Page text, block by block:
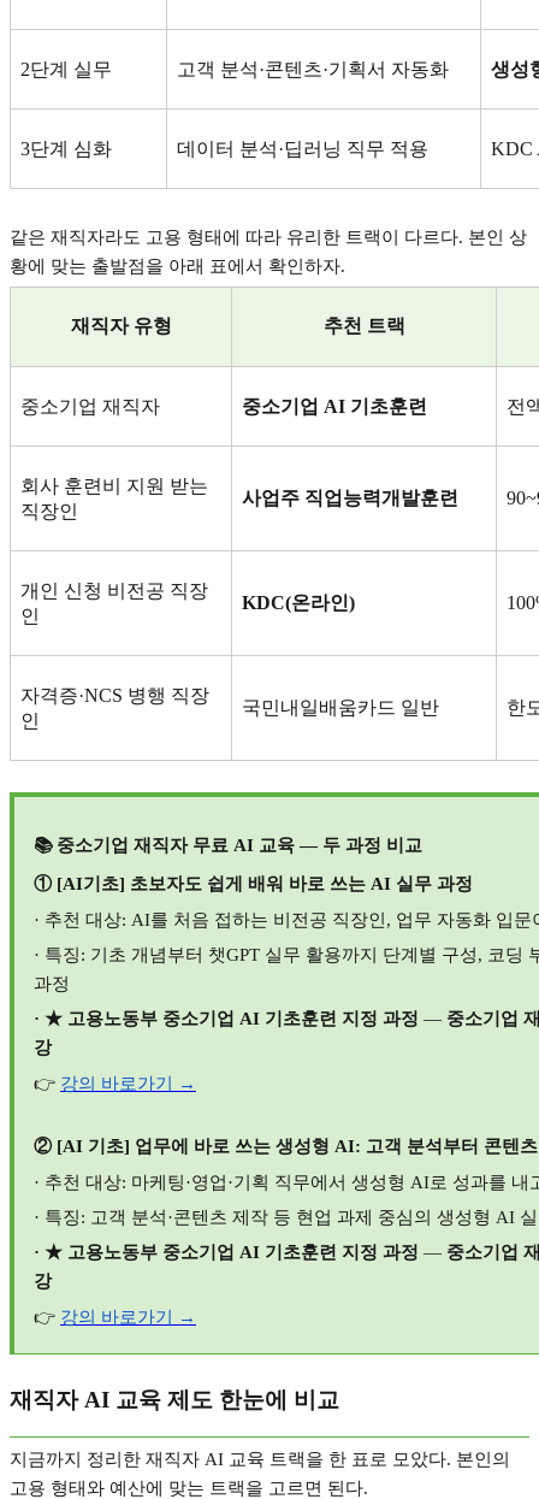
2단계 실무 고객 분석·콘텐츠·기획서 자동화 생성
3단계 심화 데이터 분석·딥러닝 직무 적용
같은 재직자라도 고용 형태에 따라 유리한 트랙이 다르다. 본인 상
황에 맞는 출발점을 아래 표에서 확인하자.
재직자 유형 추천 트랙
중소기업 재직자 중소기업 AI 기초훈련 전
회사 훈련비 지원 받는
직장인
사업주 직업능력개발훈련
개인 신청 비전공 직장
인
KDC(온라인)
자격증·NCS 병행 직장
인
국민내일배움카드 일반 한
📚 중소기업 재직자 무료 AI 교육— 두 과정 비교
① [AI기초] 초보자도 쉽게 배워 바로 쓰는 AI 실무 과정
· 추천 대상: AI를 처음 접하는 비전공 직장인, 업무 자동화 입문
· 특징: 기초 개념부터 챗GPT 실무 활용까지 단계별 구성, 코딩
과정
· ★ 고용노동부 중소기업 AI 기초훈련 지정 과정 — 중소기업
강
👉 강의 바로가기 →
② [AI 기초] 업무에 바로 쓰는 생성형 AI: 고객 분석부터 콘텐
· 추천 대상: 마케팅·영업·기획 직무에서 생성형 AI로 성과를 내
· 특징: 고객 분석·콘텐츠 제작 등 현업 과제 중심의 생성형 AI
· ★ 고용노동부 중소기업 AI 기초훈련 지정 과정 — 중소기업
강
👉 강의 바로가기 →
재직자AI 교육 제도 한눈에 비교
지금까지 정리한 재직자 AI 교육 트랙을 한 표로 모았다. 본인의
고용 형태와 예산에 맞는 트랙을 고르면 된다.